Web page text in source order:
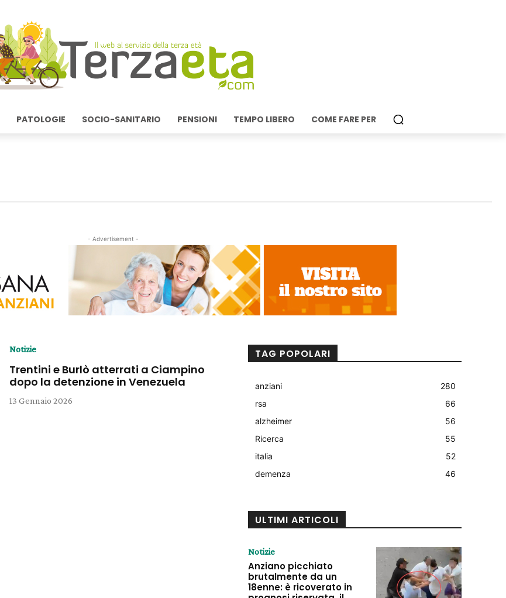
PATOLOGIE SOCIO-SANITARIO PENSIONI TEMPO LIBERO COME FARE PER
- Advertisement -
Notizie
Trentini e Burlò atterrati a Ciampino
dopo la detenzione in Venezuela
13 Gennaio 2026
TAG POPOLARI
anziani
280
rsa
66
alzheimer
56
Ricerca
55
italia
52
demenza
46
ULTIMI ARTICOLI
Notizie
Anziano picchiato
brutalmente da un
18enne: è ricoverato in